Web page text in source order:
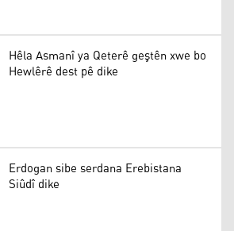
Hêla Asmanî ya Qeterê geştên xwe bo
Hewlêrê dest pê dike
Erdogan sibe serdana Erebistana
Siûdî dike